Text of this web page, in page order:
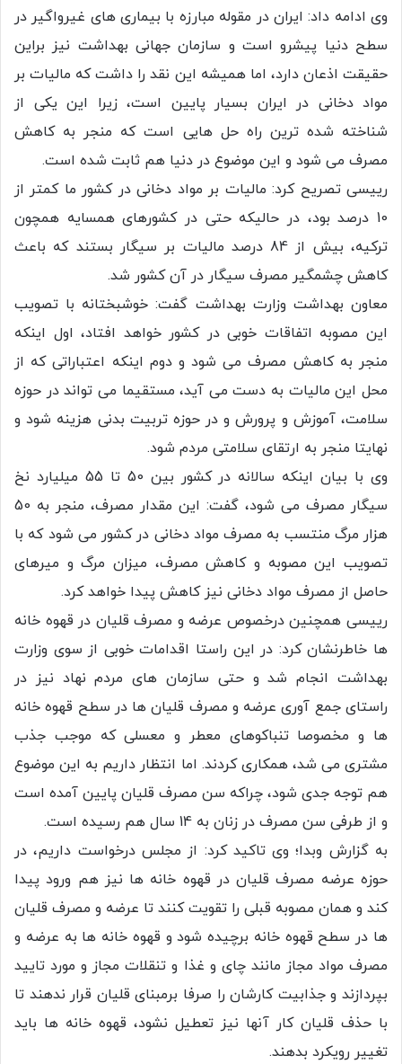
وی ادامه داد: ایران در مقوله مبارزه با بیماری های غیرواگیر در
سطح دنیا پیشرو است و سازمان جهانی بهداشت نیز براین
حقیقت اذعان دارد، اما همیشه این نقد را داشت که مالیات بر
مواد دخانی در ایران بسیار پایین است، زیرا این یکی از
شناخته شده ترین راه حل هایی است که منجر به کاهش
مصرف می شود و این موضوع در دنیا هم ثابت شده است.
رییسی تصریح کرد: مالیات بر مواد دخانی در کشور ما کمتر از
10 درصد بود، در حالیکه حتی در کشورهای همسایه همچون
ترکیه، بیش از 84 درصد مالیات بر سیگار بستند که باعث
کاهش چشمگیر مصرف سیگار در آن کشور شد.
معاون بهداشت وزارت بهداشت گفت: خوشبختانه با تصویب
این مصوبه اتفاقات خوبی در کشور خواهد افتاد، اول اینکه
منجر به کاهش مصرف می شود و دوم اینکه اعتباراتی که از
محل این مالیات به دست می آید، مستقیما می تواند در حوزه
سلامت، آموزش و پرورش و در حوزه تربیت بدنی هزینه شود و
نهایتا منجر به ارتقای سلامتی مردم شود.
وی با بیان اینکه سالانه در کشور بین 50 تا 55 میلیارد نخ
سیگار مصرف می شود، گفت: این مقدار مصرف، منجر به 50
هزار مرگ منتسب به مصرف مواد دخانی در کشور می شود که با
تصویب این مصوبه و کاهش مصرف، میزان مرگ و میرهای
حاصل از مصرف مواد دخانی نیز کاهش پیدا خواهد کرد.
رییسی همچنین درخصوص عرضه و مصرف قلیان در قهوه خانه
ها خاطرنشان کرد: در این راستا اقدامات خوبی از سوی وزارت
بهداشت انجام شد و حتی سازمان های مردم نهاد نیز در
راستای جمع آوری عرضه و مصرف قلیان ها در سطح قهوه خانه
ها و مخصوصا تنباکوهای معطر و معسلی که موجب جذب
مشتری می شد، همکاری کردند. اما انتظار داریم به این موضوع
هم توجه جدی شود، چراکه سن مصرف قلیان پایین آمده است
و از طرفی سن مصرف در زنان به 14 سال هم رسیده است.
به گزارش وبدا؛ وی تاکید کرد: از مجلس درخواست داریم، در
حوزه عرضه مصرف قلیان در قهوه خانه ها نیز هم ورود پیدا
کند و همان مصوبه قبلی را تقویت کنند تا عرضه و مصرف قلیان
ها در سطح قهوه خانه برچیده شود و قهوه خانه ها به عرضه و
مصرف مواد مجاز مانند چای و غذا و تنقلات مجاز و مورد تایید
بپردازند و جذابیت کارشان را صرفا برمبنای قلیان قرار ندهند تا
با حذف قلیان کار آنها نیز تعطیل نشود، قهوه خانه ها باید
تغییر رویکرد بدهند.